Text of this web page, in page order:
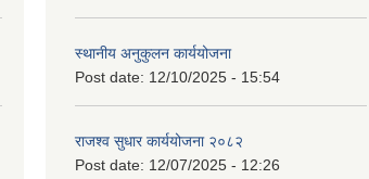
स्थानीय अनुकुलन कार्ययोजना
Post date: 12/10/2025 - 15:54
राजश्व सुधार कार्ययोजना २०८२
Post date: 12/07/2025 - 12:26